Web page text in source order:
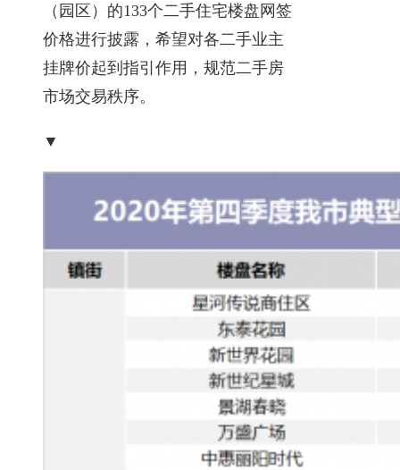
（园区）的133个二手住宅楼盘网签
价格进行披露，希望对各二手业主
挂牌价起到指引作用，规范二手房
市场交易秩序。
▼